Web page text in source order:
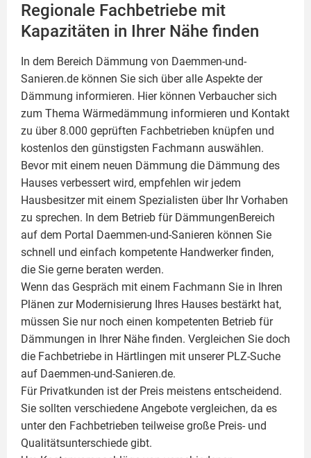
Regionale Fachbetriebe mit
Kapazitäten in Ihrer Nähe finden
In dem Bereich Dämmung von Daemmen-und-
Sanieren.de können Sie sich über alle Aspekte der
Dämmung informieren. Hier können Verbaucher sich
zum Thema Wärmedämmung informieren und Kontakt
zu über 8.000 geprüften Fachbetrieben knüpfen und
kostenlos den günstigsten Fachmann auswählen.
Bevor mit einem neuen Dämmung die Dämmung des
Hauses verbessert wird, empfehlen wir jedem
Hausbesitzer mit einem Spezialisten über Ihr Vorhaben
zu sprechen. In dem Betrieb für DämmungenBereich
auf dem Portal Daemmen-und-Sanieren können Sie
schnell und einfach kompetente Handwerker finden,
die Sie gerne beraten werden.
Wenn das Gespräch mit einem Fachmann Sie in Ihren
Plänen zur Modernisierung Ihres Hauses bestärkt hat,
müssen Sie nur noch einen kompetenten Betrieb für
Dämmungen in Ihrer Nähe finden. Vergleichen Sie doch
die Fachbetriebe in Härtlingen mit unserer PLZ-Suche
auf Daemmen-und-Sanieren.de.
Für Privatkunden ist der Preis meistens entscheidend.
Sie sollten verschiedene Angebote vergleichen, da es
unter den Fachbetrieben teilweise große Preis- und
Qualitätsunterschiede gibt.